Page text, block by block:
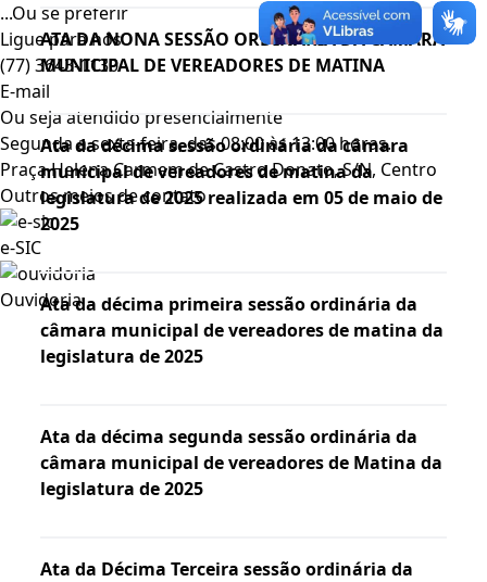
...Ou se preferir
Ligue para nós
(77) 3643-1130
E-mail
Ou seja atendido presencialmente
Segunda a sexta-feira, das 08:00 às 13:00 horas.
Praça Helena Carmem de Castro Donato, S/N, Centro
Outros meios de contato
e-SIC
Ouvidoria
ATA DA NONA SESSÃO ORDINÁRIA DA CÂMARA
MUNICIPAL DE VEREADORES DE MATINA
Ata da décima sessão ordinária da câmara
municipal de vereadores de matina da
legislatura de 2025 realizada em 05 de maio de
2025
Ata da décima primeira sessão ordinária da
câmara municipal de vereadores de matina da
legislatura de 2025
Ata da décima segunda sessão ordinária da
câmara municipal de vereadores de Matina da
legislatura de 2025
Ata da Décima Terceira sessão ordinária da